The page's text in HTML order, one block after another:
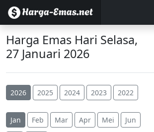
Harga Emas Hari Selasa,
27 Januari 2026
2026 2025 2024 2023 2022
Jan Feb Mar Apr Mei Jun